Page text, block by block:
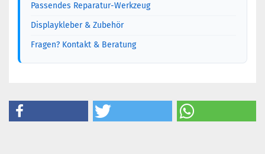
Passendes Reparatur-Werkzeug
Displaykleber & Zubehör
Fragen? Kontakt & Beratung